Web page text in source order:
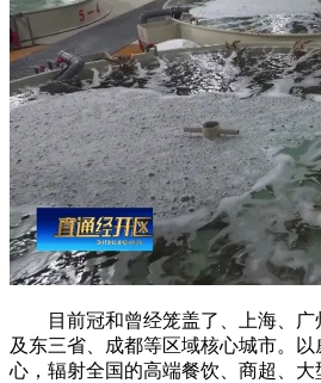
目前冠和曾经笼盖了、上海、广
及东三省、成都等区域核心城市。
心，辐射全国的高端餐饮、商超、